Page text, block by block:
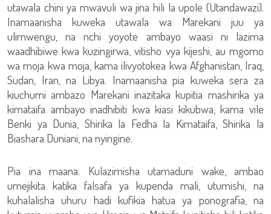
utawala chini ya mwavuli wa jina hili la upole (Utandawazi).
Inamaanisha kuweka utawala wa Marekani juu ya
ulimwengu, na nchi yoyote ambayo waasi ni lazima
waadhibiwe kwa kuzingirwa, vitisho vya kijeshi, au mgomo
wa moja kwa moja, kama ilivyotokea kwa Afghanistan, Iraq,
Sudan, Iran, na Libya. Inamaanisha pia kuweka sera za
kiuchumi ambazo Marekani inazitaka kupitia mashirika ya
kimataifa ambayo inadhibiti kwa kiasi kikubwa, kama vile
Benki ya Dunia, Shirika la Fedha la Kimataifa, Shirika la
Biashara Duniani, na nyingine.
Pia ina maana: Kulazimisha utamaduni wake, ambao
umejikita katika falsafa ya kupenda mali, utumishi, na
kuhalalisha uhuru hadi kufikia hatua ya ponografia, na